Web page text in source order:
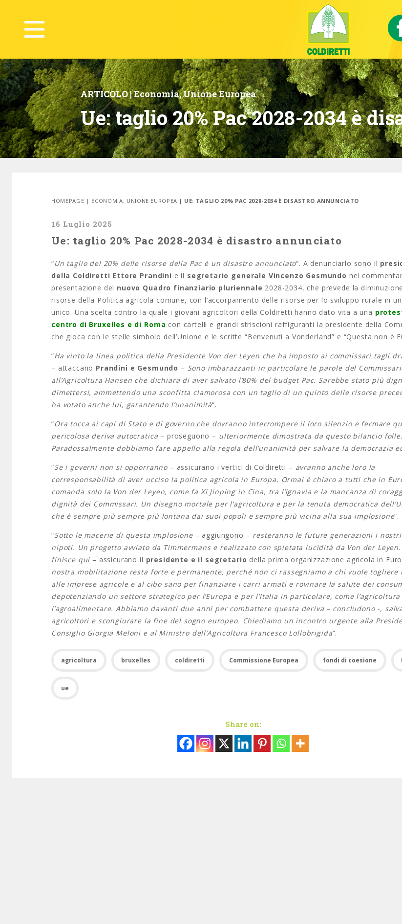
ARTICOLO |Economia,Unione Europea
Ue: taglio 20% Pac 2028-2034 è
HOMEPAGE | ECONOMIA, UNIONE EUROPEA | UE: TAGLIO 20% PAC 2028-2034 È DISASTRO ANNUNCIATO
16 Luglio 2025
Ue: taglio 20% Pac 2028-2034 è disastro annunciato
“Un taglio del 20% delle risorse della Pac è un disastro annunciato“. A denunciarlo sono il
della Coldiretti Ettore Prandini e il segretario generale Vincenzo Gesmundo nel
presentazione del nuovo Quadro finanziario pluriennale 2028-2034, che prevede la
risorse della Politica agricola comune, con l’accorpamento delle risorse per lo sviluppo rurale in
unico. Una scelta contro la quale i giovani agricoltori della Coldiretti hanno dato vita a una
centro di Bruxelles e di Roma con cartelli e grandi striscioni raffiguranti la presidente della
che gioca con le stelle simbolo dell’Unione e le scritte “Benvenuti a Vonderland” e “Questa non è
“Ha vinto la linea politica della Presidente Von der Leyen che ha imposto ai commissari tagli
– attaccano Prandini e Gesmundo – Sono imbarazzanti in particolare le parole del
all’Agricoltura Hansen che dichiara di aver salvato l’80% del budget Pac. Sarebbe stato più
dimettersi, ammettendo una sconfitta clamorosa con un taglio di un quinto delle risorse
ha votato anche lui, garantendo l’unanimità“.
“Ora tocca ai capi di Stato e di governo che dovranno interrompere il loro silenzio e fermare
pericolosa deriva autocratica – proseguono – ulteriormente dimostrata da questo bilancio folle.
Paradossalmente dobbiamo fare appello alla regola dell’unanimità per salvare la democrazia
“Se i governi non si opporranno – assicurano i vertici di Coldiretti – avranno anche loro la
corresponsabilità di aver ucciso la politica agricola in Europa. Ormai è chiaro a tutti che in
comanda solo la Von der Leyen, come fa Xi Jinping in Cina, tra l’ignavia e la mancanza di
dignità dei Commissari. Un disegno mortale per l’agricoltura e per la tenuta democratica
che è sempre più sempre più lontana dai suoi popoli e sempre più vicina alla sua implosione“.
“Sotto le macerie di questa implosione– aggiungono – resteranno le future generazioni i
nipoti. Un progetto avviato da Timmermans e realizzato con spietata lucidità da Von der Leyen.
finisce qui – assicurano il presidente e il segretario della prima organizzazione agricola in
nostra mobilitazione resta forte e permanente, perché non ci rassegniamo a chi vuole togliere
alle imprese agricole e al cibo sano per finanziare i carri armati e rovinare la salute dei
depotenziando un settore strategico per l’Europa e per l’Italia in particolare, come l’agricoltura
l’agroalimentare. Abbiamo davanti due anni per combattere questa deriva – concludono -,
agricoltori e scongiurare la fine del sogno europeo. Chiediamo un incontro urgente alla
Consiglio Giorgia Meloni e al Ministro dell’Agricoltura Francesco Lollobrigida“.
agricoltura bruxelles coldiretti Commissione Europea fondi di coesione
ue
Share on: